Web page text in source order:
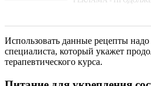
Использовать данные рецепты
специалиста, который укажет
терапевтического курса.